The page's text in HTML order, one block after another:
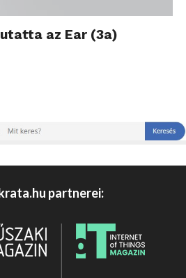
az Ear (3a)
partnerei: